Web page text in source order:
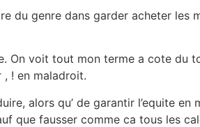
du genre dans garder acheter les
On voit tout mon terme a cote
! en maladroit.
alors qu’ de garantir l’equite
que fausser comme ca tous les